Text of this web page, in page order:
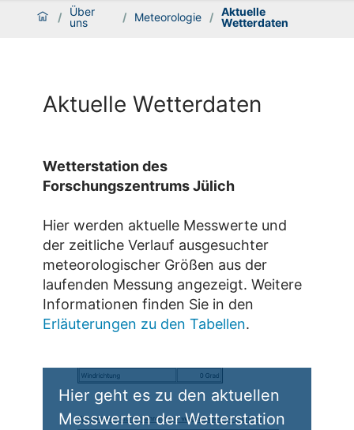
/
Über
uns
/ Meteorologie /
Aktuelle
Wetterdaten
Aktuelle Wetterdaten
Wetterstation des
Forschungszentrums Jülich
Hier werden aktuelle Messwerte und
der zeitliche Verlauf ausgesuchter
meteorologischer Größen aus der
laufenden Messung angezeigt. Weitere
Informationen finden Sie in den
Erläuterungen zu den Tabellen.
Hier geht es zu den aktuellen
Messwerten der Wetterstation